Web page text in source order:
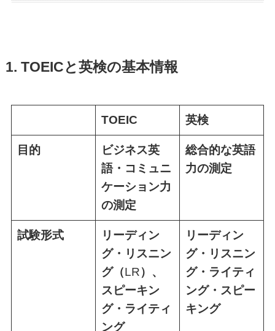
1. TOEICと英検の基本情報
TOEIC 英検
目的
ビジネス英
語・コミュニ
ケーション力
の測定
総合的な英語
力の測定
試験形式
リーディン
グ・リスニン
グ（LR）、
スピーキン
グ・ライティ
ング
リーディン
グ・リスニン
グ・ライティ
ング・スピー
キング